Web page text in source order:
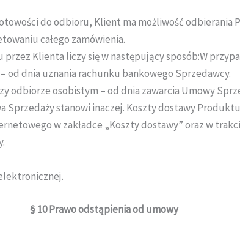
do odbioru, Klient ma możliwość odbierania
całego zamówienia.
Klienta liczy się w następujący sposób:W
dnia uznania rachunku bankowego Sprzedawcy.
osobistym – od dnia zawarcia Umowy
stanowi inaczej. Koszty dostawy
w zakładce „Koszty dostawy” oraz w
§ 10 Prawo odstąpienia od umowy